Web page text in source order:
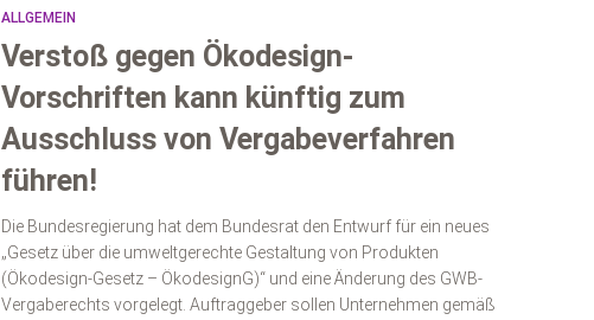
ALLGEMEIN
Verstoß gegen Ökodesign-
Vorschriften kann künftig zum
Ausschluss von Vergabeverfahren
führen!
Die Bundesregierung hat dem Bundesrat den Entwurf für ein neues
„Gesetz über die umweltgerechte Gestaltung von Produkten
(Ökodesign-Gesetz – ÖkodesignG)“ und eine Änderung des GWB-
Vergaberechts vorgelegt. Auftraggeber sollen Unternehmen gemäß